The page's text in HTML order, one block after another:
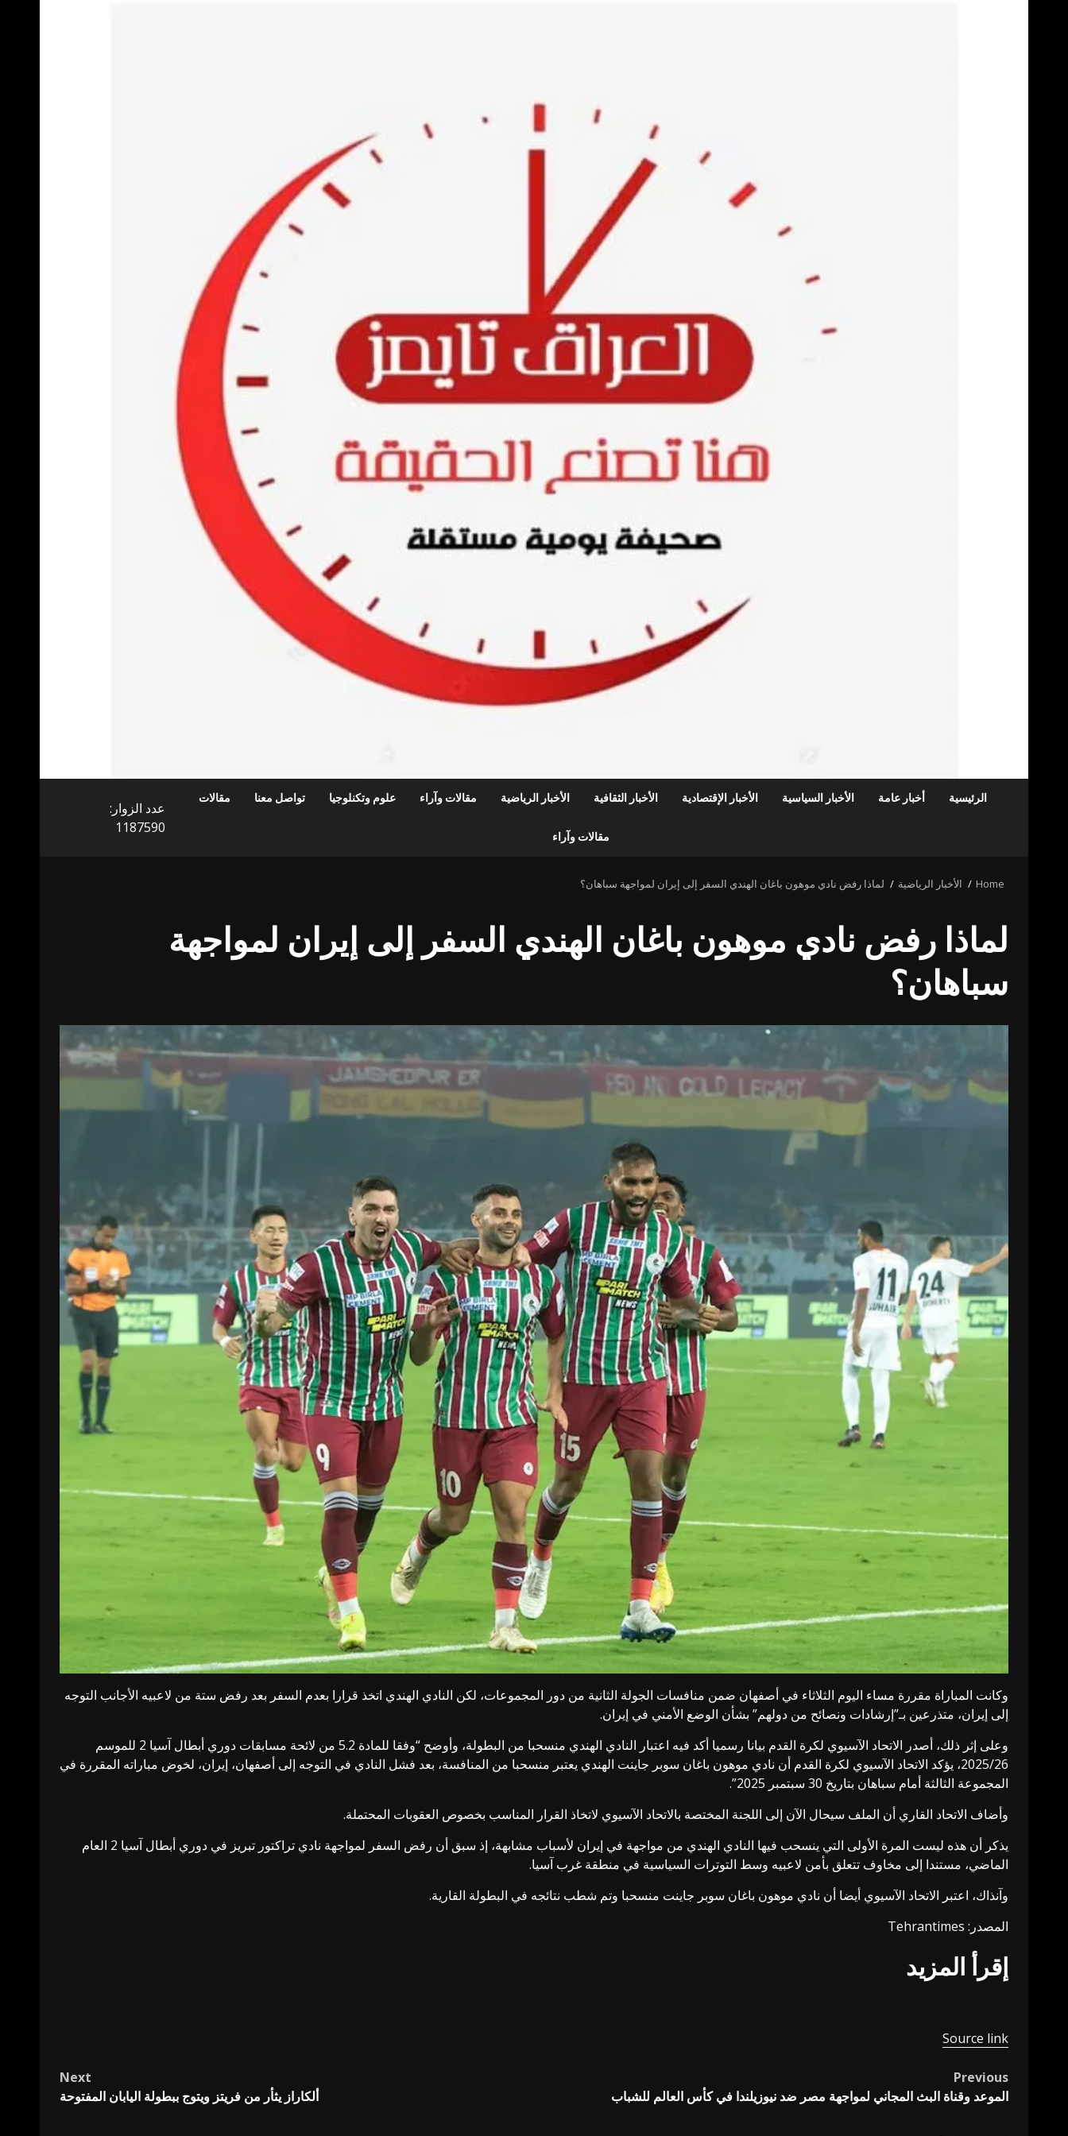
الرئيسية أخبار عامة الأخبار السياسية الأخبار الإقتصادية الأخبار الثقافية الأخبار الرياضية مقالات وآراء علوم وتكنلوجيا تواصل معنا مقالات
مقالات وآراء
عدد الزوار:
1187590
Home الأخبار الرياضية لماذا رفض نادي موهون باغان الهندي السفر إلى إيران لمواجهة سباهان؟
لماذا رفض نادي موهون باغان الهندي السفر إلى إيران لمواجهة
سباهان؟
وكانت المباراة مقررة مساء اليوم الثلاثاء في أصفهان ضمن منافسات الجولة الثانية من دور المجموعات، لكن النادي الهندي اتخذ قرارا بعدم السفر بعد رفض ستة من لاعبيه الأجانب التوجه
إلى إيران، متذرعين بـ”إرشادات ونصائح من دولهم” بشأن الوضع الأمني في إيران.
وعلى إثر ذلك، أصدر الاتحاد الآسيوي لكرة القدم بيانا رسميا أكد فيه اعتبار النادي الهندي منسحبا من البطولة، وأوضح “وفقا للمادة 5.2 من لائحة مسابقات دوري أبطال آسيا 2 للموسم
2025/26، يؤكد الاتحاد الآسيوي لكرة القدم أن نادي موهون باغان سوبر جاينت الهندي يعتبر منسحبا من المنافسة، بعد فشل النادي في التوجه إلى أصفهان، إيران، لخوض مباراته المقررة في
المجموعة الثالثة أمام سباهان بتاريخ 30 سبتمبر 2025”.
وأضاف الاتحاد القاري أن الملف سيحال الآن إلى اللجنة المختصة بالاتحاد الآسيوي لاتخاذ القرار المناسب بخصوص العقوبات المحتملة.
يذكر أن هذه ليست المرة الأولى التي ينسحب فيها النادي الهندي من مواجهة في إيران لأسباب مشابهة، إذ سبق أن رفض السفر لمواجهة نادي تراكتور تبريز في دوري أبطال آسيا 2
العام
الماضي، مستندا إلى مخاوف تتعلق بأمن لاعبيه وسط التوترات السياسية في منطقة غرب آسيا.
وآنذاك، اعتبر الاتحاد الآسيوي أيضا أن نادي موهون باغان سوبر جاينت منسحبا وتم شطب نتائجه في البطولة القارية.
المصدر: Tehrantimes
إقرأ المزيد
Source link
Post
navigation
Previous
الموعد وقناة البث المجاني لمواجهة مصر ضد نيوزيلندا في كأس العالم للشباب
Next
ألكاراز يثأر من فريتز ويتوج ببطولة اليابان المفتوحة